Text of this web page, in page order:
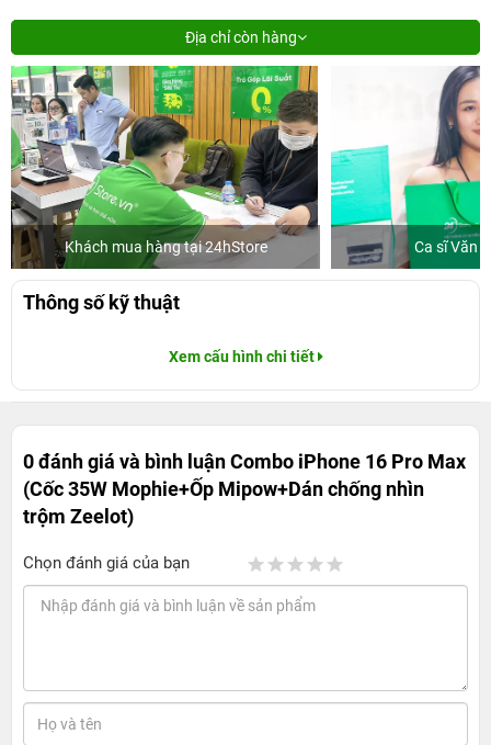
Địa chỉ còn hàng
Khách mua hàng tại 24hStore Ca sĩ Văn
Thông số kỹ thuật
Xem cấu hình chi tiết
0 đánh giá và bình luậnCombo iPhone 16 Pro Max
(Cốc 35W Mophie+Ốp Mipow+Dán chống nhìn
trộm Zeelot)
Chọn đánh giá của bạn